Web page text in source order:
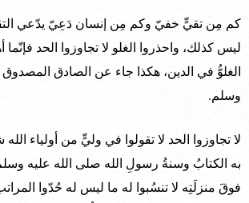
كم مِن تقيٍّ خفيّ وكم مِن إنسان دَعِيّ يدّعي
ليس كذلك، واحذروا الغلو لا تجاوزوا الحد
الغلوُّ في الدين، هكذا جاء عن الصادق
وسلم.
لا تجاوزوا الحد لا تقولوا في وليٍّ من أولياء
به الكتابُ وسنةُ رسولِ الله صلى الله عليه وسلم،
فوقَ منزلَتِه لا تنسُبوا له ما ليس له حُدّوا